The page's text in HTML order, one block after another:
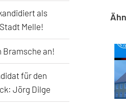
als
Melle!
Bramsche an!
für den
Jörg Dilge